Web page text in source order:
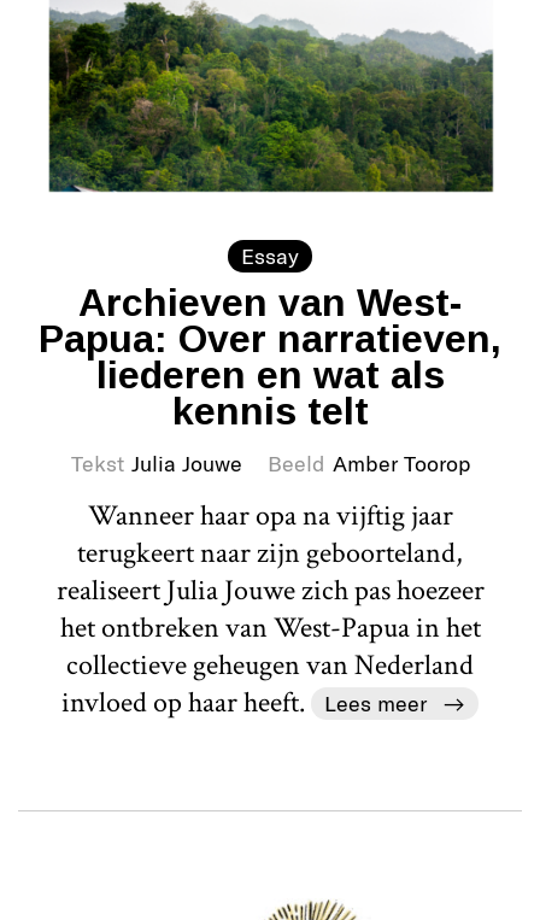
Essay
Archieven van West-
Papua: Over narratieven,
liederen en wat als
kennis telt
Tekst Julia Jouwe Beeld Amber Toorop
Wanneer haar opa na vijftig jaar
terugkeert naar zijn geboorteland,
realiseert Julia Jouwe zich pas hoezeer
het ontbreken van West-Papua in het
collectieve geheugen van Nederland
invloed op haar heeft.
Lees meer